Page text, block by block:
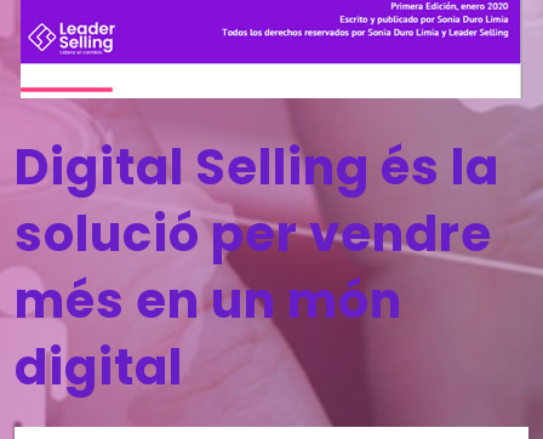
Digital Selling és la
solució per vendre
més en un món
digital